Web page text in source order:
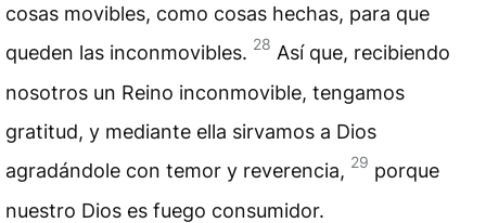
cosas movibles, como cosas hechas, para que
queden las inconmovibles. 28 Así que, recibiendo
nosotros un Reino inconmovible, tengamos
gratitud, y mediante ella sirvamos a Dios
agradándole con temor y reverencia, 29 porque
nuestro Dios es fuego consumidor.